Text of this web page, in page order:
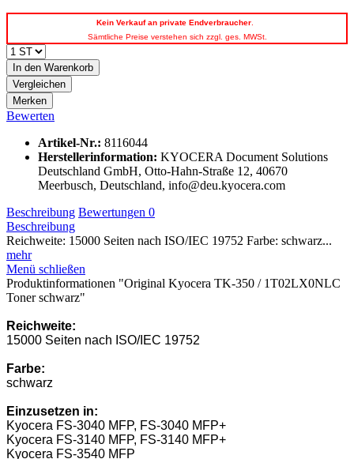
Kein Verkauf an private Endverbraucher.
Sämtliche Preise verstehen sich zzgl. ges. MWSt.
In den Warenkorb
Vergleichen
Merken
Bewerten
Artikel-Nr.: 8116044
Herstellerinformation: KYOCERA Document Solutions
Deutschland GmbH, Otto-Hahn-Straße 12, 40670
Meerbusch, Deutschland, info@deu.kyocera.com
Beschreibung Bewertungen 0
Beschreibung
Reichweite: 15000 Seiten nach ISO/IEC 19752 Farbe: schwarz...
mehr
Menü schließen
Produktinformationen "Original Kyocera TK-350 / 1T02LX0NLC
Toner schwarz"
Reichweite:
15000 Seiten nach ISO/IEC 19752
Farbe:
schwarz
Einzusetzen in:
Kyocera FS-3040 MFP, FS-3040 MFP+
Kyocera FS-3140 MFP, FS-3140 MFP+
Kyocera FS-3540 MFP